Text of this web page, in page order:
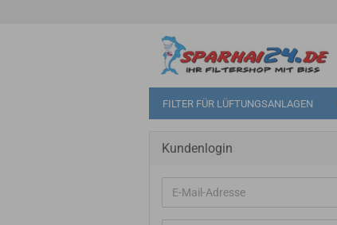
FILTER FÜR LÜFTUNGSANLAGEN
Kundenlogin
E-
Mail-